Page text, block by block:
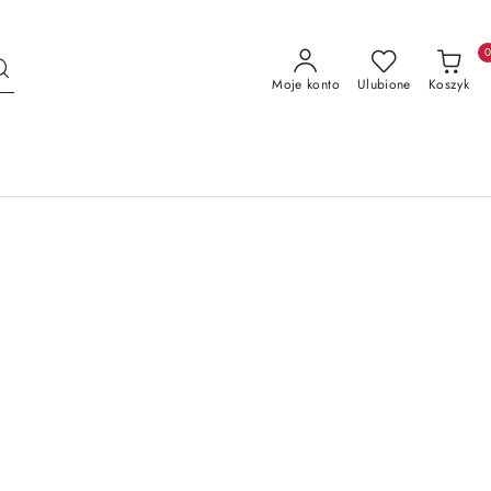
Moje konto Ulubione Koszyk
0